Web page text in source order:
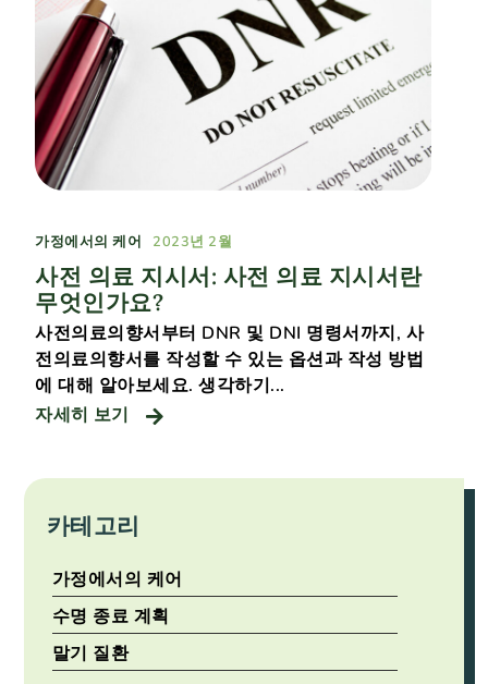
가정에서의 케어 2023년 2월
사전 의료 지시서: 사전 의료 지시서란
무엇인가요?
사전의료의향서부터 DNR 및 DNI 명령서까지, 사
전의료의향서를 작성할 수 있는 옵션과 작성 방법
에 대해 알아보세요. 생각하기...
자세히 보기
카테고리
가정에서의 케어
수명 종료 계획
말기 질환